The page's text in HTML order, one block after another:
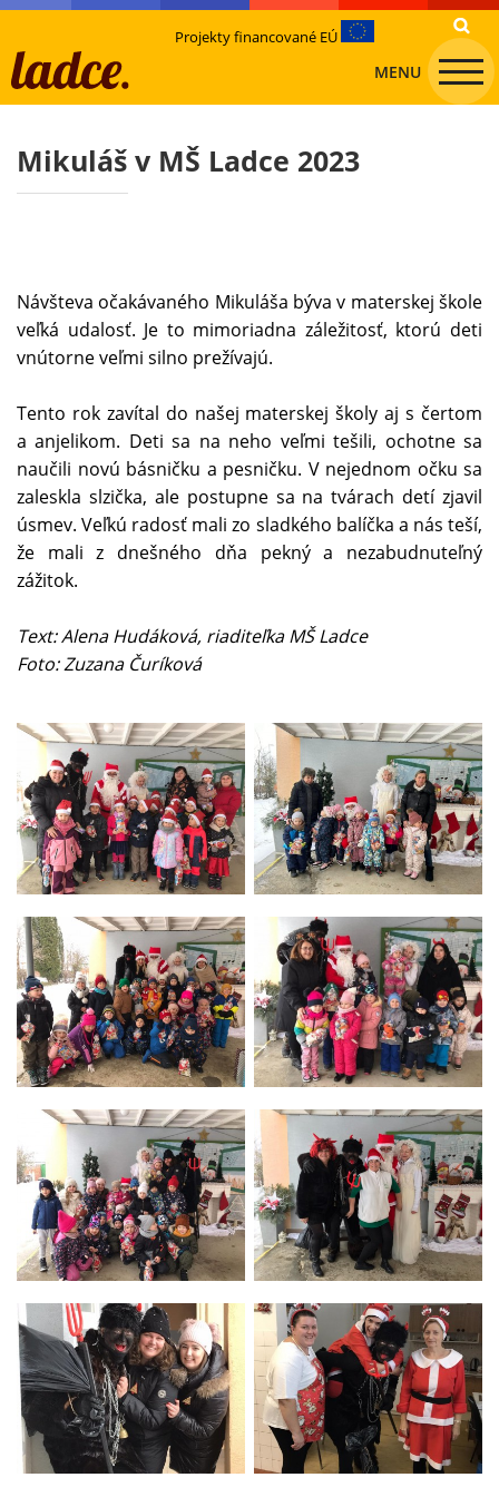
Projekty financované EÚ
MENU
Mikuláš v MŠ Ladce 2023
Návšteva očakávaného Mikuláša býva v materskej škole
veľká udalosť. Je to mimoriadna záležitosť, ktorú deti
vnútorne veľmi silno prežívajú.
Tento rok zavítal do našej materskej školy aj s čertom
a anjelikom. Deti sa na neho veľmi tešili, ochotne sa
naučili novú básničku a pesničku. V nejednom očku sa
zaleskla slzička, ale postupne sa na tvárach detí zjavil
úsmev. Veľkú radosť mali zo sladkého balíčka a nás teší,
že mali z dnešného dňa pekný a nezabudnuteľný
zážitok.
Text: Alena Hudáková, riaditeľka MŠ Ladce
Foto: Zuzana Čuríková